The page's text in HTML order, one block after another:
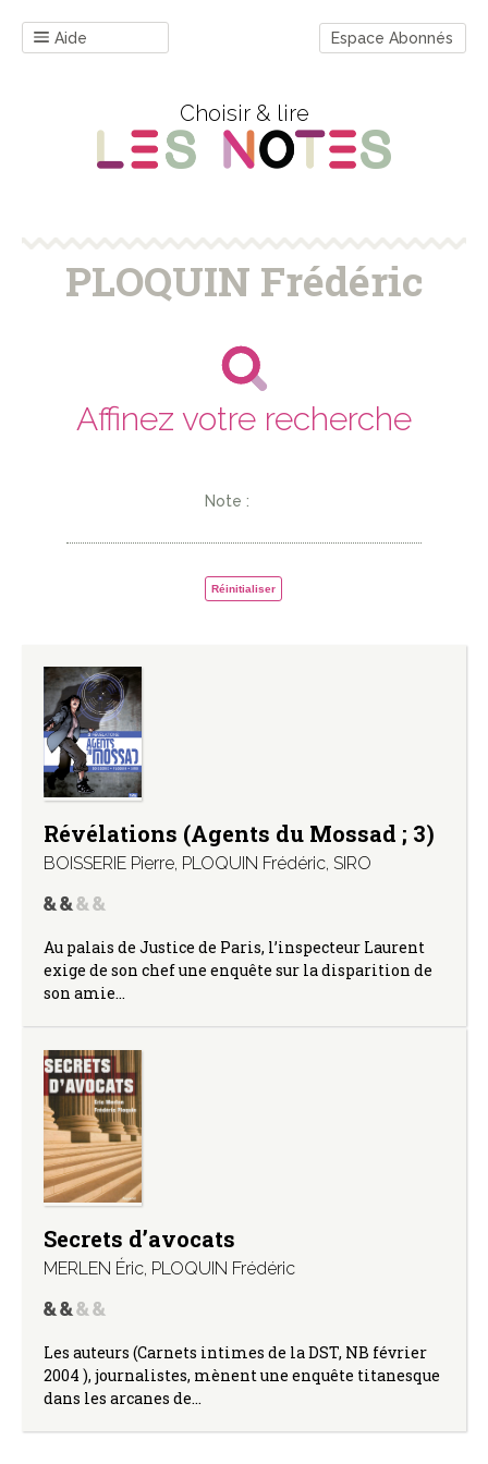
Aide Espace Abonnés
Choisir & lire
PLOQUIN Frédéric
Affinez votre recherche
Note :
Réinitialiser
Révélations (Agents du Mossad ; 3)
BOISSERIE Pierre, PLOQUIN Frédéric, SIRO
Au palais de Justice de Paris, l’inspecteur Laurent
exige de son chef une enquête sur la disparition de
son amie…
Secrets d’avocats
MERLEN Éric, PLOQUIN Frédéric
Les auteurs (Carnets intimes de la DST, NB février
2004 ), journalistes, mènent une enquête titanesque
dans les arcanes de…